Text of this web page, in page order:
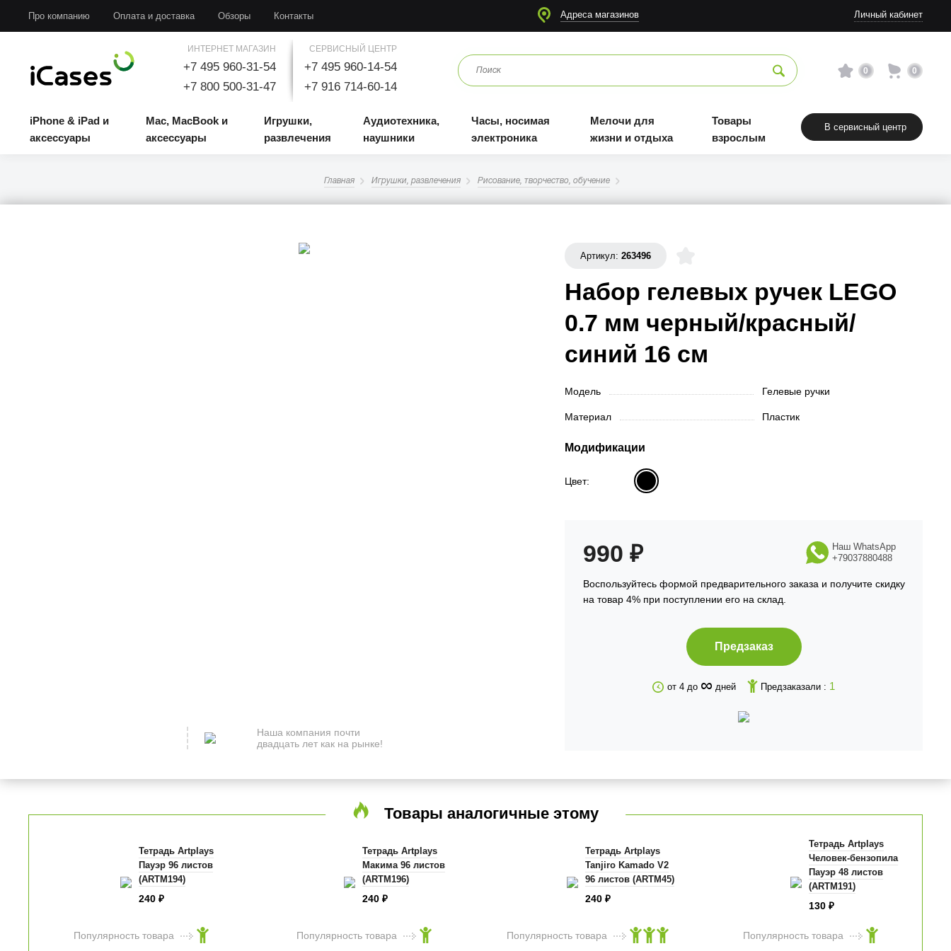
Про компанию Оплата и доставка Обзоры Контакты Адреса магазинов Личный кабинет
ИНТЕРНЕТ МАГАЗИН
+7 495 960-31-54
+7 800 500-31-47
СЕРВИСНЫЙ ЦЕНТР
+7 495 960-14-54
+7 916 714-60-14
0 0
iPhone & iPad и
аксессуары
Mac, MacBook и
аксессуары
Игрушки,
развлечения
Аудиотехника,
наушники
Часы, носимая
электроника
Мелочи для
жизни и отдыха
Товары
взрослым
В сервисный центр
Главная Игрушки, развлечения Рисование, творчество, обучение
Артикул:263496
Набор гелевых ручек LEGO
0.7 мм черный/красный/
синий 16 см
Модель Гелевые ручки
Материал Пластик
Модификации
Цвет:
990 ₽
Воспользуйтесь формой предварительного заказа и получите скидку
на товар 4% при поступлении его на склад.
Наш WhatsApp
+79037880488
Предзаказ
от 4 до ∞ дней Предзаказали : 1
Наша компания почти
двадцать лет как на рынке!
Товары аналогичные этому
Тетрадь Artplays
Пауэр 96 листов
(ARTM194)
240₽
Популярность товара
Тетрадь Artplays
Макима 96 листов
(ARTM196)
240 ₽
Популярность товара
Тетрадь Artplays
Tanjiro Kamado V2
96 листов (ARTM45)
240₽
Популярность товара
Тетрадь Artplays
Человек-бензопила
Пауэр 48 листов
(ARTM191)
130 ₽
Популярность товара